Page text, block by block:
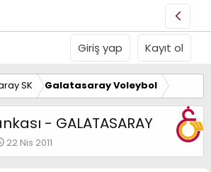
Giriş yap Kayıt ol
SK Galatasaray Voleybol
- GALATASARAY
B
a
22 Nis 2011